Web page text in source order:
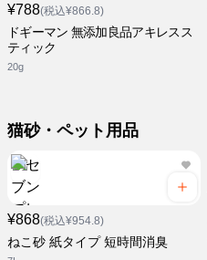
¥788(税込¥866.8)
ドギーマン 無添加良品アキレスス
ティック
20g
猫砂・ペット用品
¥868(税込¥954.8)
ねこ砂 紙タイプ 短時間消臭